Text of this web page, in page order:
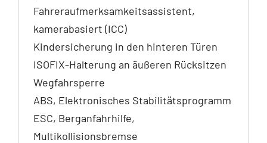
Fahreraufmerksamkeitsassistent,
kamerabasiert (ICC)
Kindersicherung in den hinteren Türen
ISOFIX-Halterung an äußeren Rücksitzen
Wegfahrsperre
ABS, Elektronisches Stabilitätsprogramm
ESC, Berganfahrhilfe,
Multikollisionsbremse